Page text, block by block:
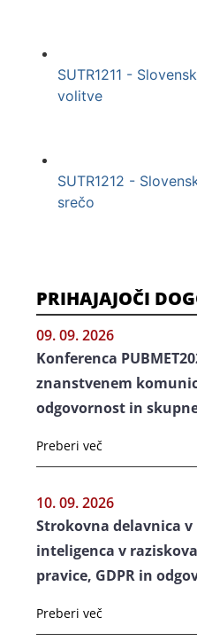
SUTR1211 -
volitve
SUTR1212 -
srečo
PRIHAJAJOČI
09. 09. 2026
Konferenca
znanstvenem
odgovornost in
Preberi več
10. 09. 2026
Strokovna delavnica v
inteligenca v
pravice, GDPR in
Preberi več